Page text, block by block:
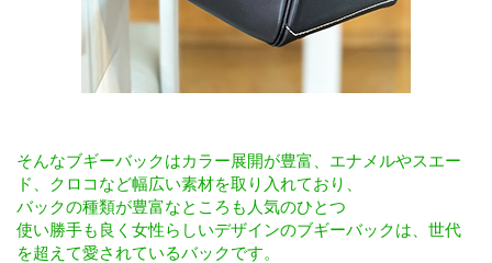
そんなブギーバックはカラー展開が豊富、エナメルやスエー
ド、クロコなど幅広い素材を取り入れており、
バックの種類が豊富なところも人気のひとつ
使い勝手も良く女性らしいデザインのブギーバックは、世代
を超えて愛されているバックです。